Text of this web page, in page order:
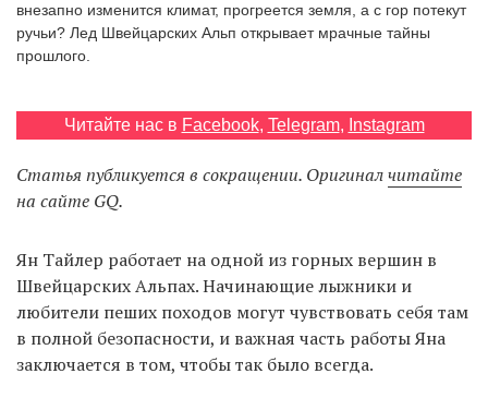
EN
UA
внезапно изменится климат, прогреется земля, а с гор потекут
ручьи? Лед Швейцарских Альп открывает мрачные тайны
прошлого.
Читайте нас в Facebook, Telegram, Instagram
Статья публикуется в сокращении. Оригиналчитайте
на сайте GQ.
Ян Тайлер работает на одной из горных вершин в
Швейцарских Альпах. Начинающие лыжники и
любители пеших походов могут чувствовать себя там
в полной безопасности, и важная часть работы Яна
заключается в том, чтобы так было всегда.